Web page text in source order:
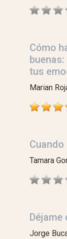
Cómo
tus
Marian
Tamara
Déjame
Jorge